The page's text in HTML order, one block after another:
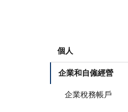
個人
企業和自僱經營
企業稅務帳戶